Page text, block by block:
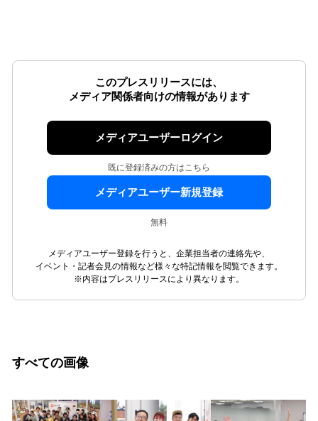
このプレスリリースには、
メディア関係者向けの情報があります
メディアユーザーログイン
既に登録済みの方はこちら
メディアユーザー新規登録
無料
メディアユーザー登録を行うと、企業担当者の連絡先や、
イベント・記者会見の情報など様々な特記情報を閲覧できます。
※内容はプレスリリースにより異なります。
すべての画像